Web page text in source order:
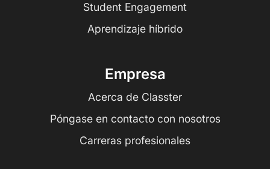
Student Engagement
Aprendizaje híbrido
Empresa
Acerca de Classter
Póngase en contacto con nosotros
Carreras profesionales